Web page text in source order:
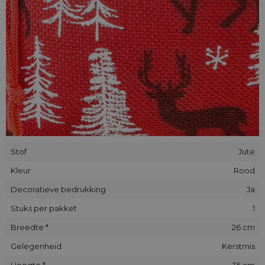
Stof
Jute
Kleur
Rood
Decoratieve bedrukking
Ja
Stuks per pakket
1
Breedte *
26 cm
Gelegenheid
Kerstmis